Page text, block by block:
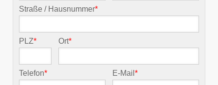
Straße / Hausnummer*
PLZ* Ort*
Telefon* E-Mail*